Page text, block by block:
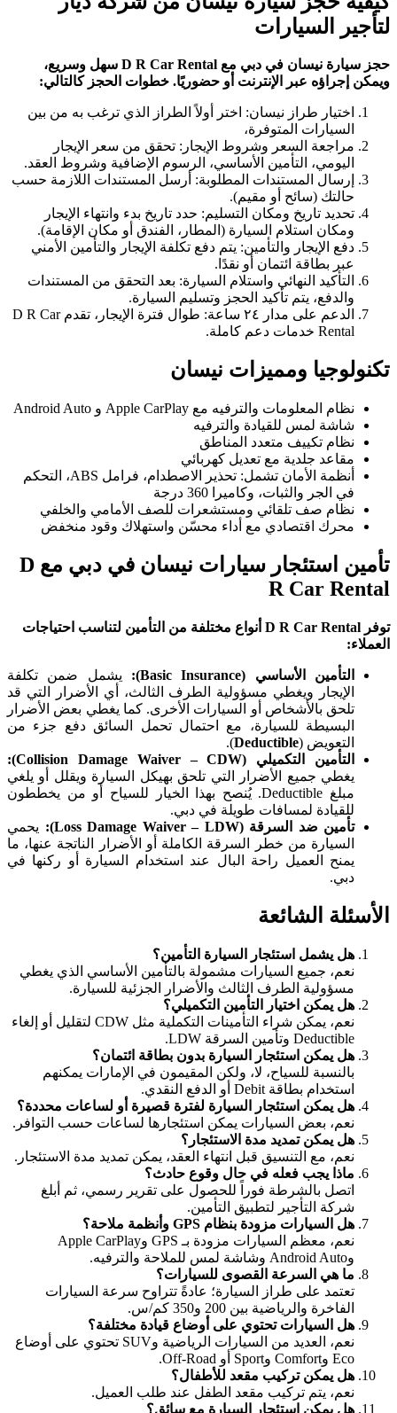
لتأجير السيارات
حجز سيارة نيسان في دبي مع D R Car Rental سهل وسريع،
ويمكن إجراؤه عبر الإنترنت أو حضوريًا. خطوات الحجز كالتالي:
اختيار طراز نيسان: اختر أولاً الطراز الذي ترغب به من بين
السيارات المتوفرة،
مراجعة السعر وشروط الإيجار: تحقق من سعر الإيجار
اليومي، التأمين الأساسي، الرسوم الإضافية وشروط العقد.
إرسال المستندات المطلوبة: أرسل المستندات اللازمة حسب
حالتك (سائح أو مقيم).
تحديد تاريخ ومكان التسليم: حدد تاريخ بدء وانتهاء الإيجار
ومكان استلام السيارة (المطار، الفندق أو مكان الإقامة).
دفع الإيجار والتأمين: يتم دفع تكلفة الإيجار والتأمين الأمني
عبر بطاقة ائتمان أو نقدًا.
التأكيد النهائي واستلام السيارة: بعد التحقق من المستندات
والدفع، يتم تأكيد الحجز وتسليم السيارة.
الدعم على مدار ٢٤ ساعة: طوال فترة الإيجار، تقدم D R Car
Rental خدمات دعم كاملة.
تكنولوجيا ومميزات نيسان
نظام المعلومات والترفيه مع Apple CarPlay و Android Auto
شاشة لمس للقيادة والترفيه
نظام تكييف متعدد المناطق
مقاعد جلدية مع تعديل كهربائي
أنظمة الأمان تشمل: تحذير الاصطدام، فرامل ABS، التحكم
في الجر والثبات، وكاميرا 360 درجة
نظام صف تلقائي ومستشعرات للصف الأمامي والخلفي
محرك اقتصادي مع أداء محسّن واستهلاك وقود منخفض
تأمين استئجار سيارات نيسان في دبي مع D
R Car Rental
توفر D R Car Rental أنواع مختلفة من التأمين لتناسب احتياجات
العملاء:
التأمين الأساسي (Basic Insurance):
يشمل ضمن تكلفة
الإيجار ويغطي مسؤولية الطرف الثالث، أي الأضرار التي قد
تلحق بالأشخاص أو السيارات الأخرى. كما يغطي بعض الأضرار
البسيطة للسيارة، مع احتمال تحمل السائق دفع جزء من
التعويض (Deductible
).
التأمين التكميلي (Collision Damage Waiver – CDW):
يغطي جميع الأضرار التي تلحق بهيكل السيارة ويقلل أو يلغي
مبلغ Deductible. يُنصح بهذا الخيار للسياح أو من يخططون
للقيادة لمسافات طويلة في دبي.
تأمين ضد السرقة (Loss Damage Waiver – LDW):
يحمي
السيارة من خطر السرقة الكاملة أو الأضرار الناتجة عنها، ما
يمنح العميل راحة البال عند استخدام السيارة أو ركنها في
دبي.
الأسئلة الشائعة
هل يشمل استئجار السيارة التأمين؟
نعم، جميع السيارات مشمولة بالتأمين الأساسي الذي يغطي
مسؤولية الطرف الثالث والأضرار الجزئية للسيارة.
هل يمكن اختيار التأمين التكميلي؟
نعم، يمكن شراء التأمينات التكملية مثل CDW لتقليل أو إلغاء
Deductible وتأمين السرقة LDW.
هل يمكن استئجار السيارة بدون بطاقة ائتمان؟
بالنسبة للسياح، لا، ولكن المقيمون في الإمارات يمكنهم
استخدام بطاقة Debit أو الدفع النقدي.
هل يمكن استئجار السيارة لفترة قصيرة أو لساعات محددة؟
نعم، بعض السيارات يمكن استئجارها لساعات حسب التوافر.
هل يمكن تمديد مدة الاستئجار؟
نعم، مع التنسيق قبل انتهاء العقد، يمكن تمديد مدة الاستئجار.
ماذا يجب فعله في حال وقوع حادث؟
اتصل بالشرطة فوراً للحصول على تقرير رسمي، ثم أبلغ
شركة التأجير لتطبيق التأمين.
هل السيارات مزودة بنظام GPS وأنظمة ملاحة؟
نعم، معظم السيارات مزودة بـ GPS وApple CarPlay
وAndroid Auto وشاشة لمس للملاحة والترفيه.
ما هي السرعة القصوى للسيارات؟
تعتمد على طراز السيارة؛ عادةً تتراوح سرعة السيارات
الفاخرة والرياضية بين 200 و350 كم/س.
هل السيارات تحتوي على أوضاع قيادة مختلفة؟
نعم، العديد من السيارات الرياضية وSUV تحتوي على أوضاع
Eco وComfort وSport أو Off-Road.
هل يمكن تركيب مقعد للأطفال؟
نعم، يتم تركيب مقعد الطفل عند طلب العميل.
هل يمكن استئجار السيارة مع سائق؟